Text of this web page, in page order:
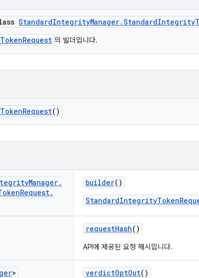
의 빌더입니다.
()
Manager.
Request.
builder()
requestHash()
API에 제공된 요청 해시입니다.
> verdictOptOut()